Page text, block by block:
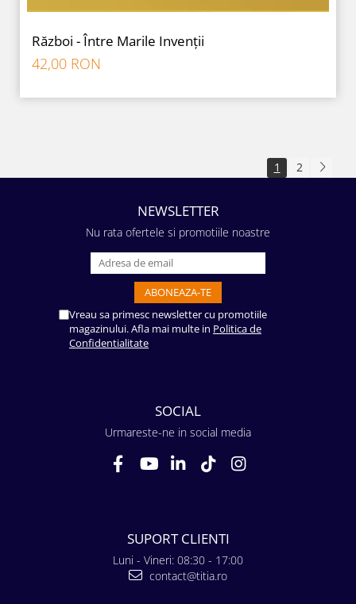
Război - Între Marile Invenții
42,00 RON
1 2
NEWSLETTER
Nu rata ofertele si promotiile noastre
Vreau sa primesc newsletter cu promotiile
magazinului. Afla mai multe in Politica de
Confidentialitate
SOCIAL
Urmareste-ne in social media
SUPORT CLIENTI
Luni - Vineri: 08:30 - 17:00
contact@titia.ro